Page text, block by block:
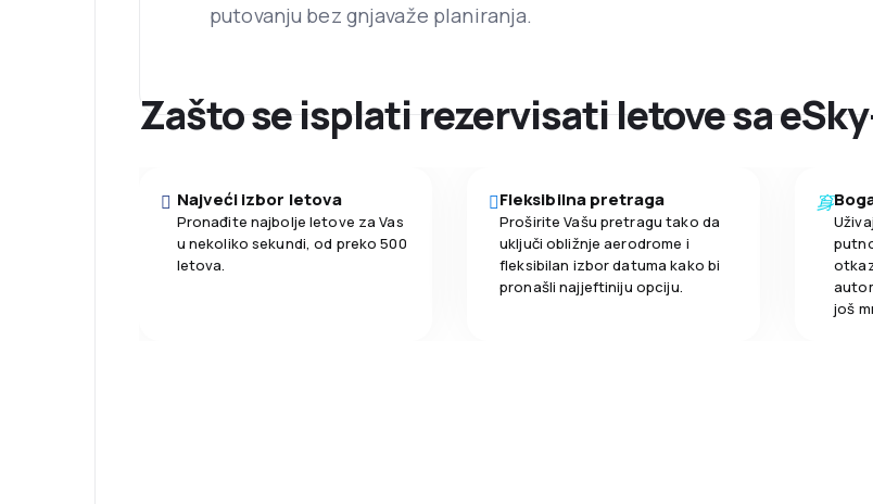
putovanju bez gnjavaže planiranja.
Zašto se isplati rezervisati letove sa
Najveći izbor letova
Pronađite najbolje letove za Vas
u nekoliko sekundi, od preko 500
letova.
Fleksibilna pretraga
Proširite Vašu pretragu tako da
uključi obližnje aerodrome i
fleksibilan izbor datuma kako bi
pronašli najjeftiniju opciju.
još